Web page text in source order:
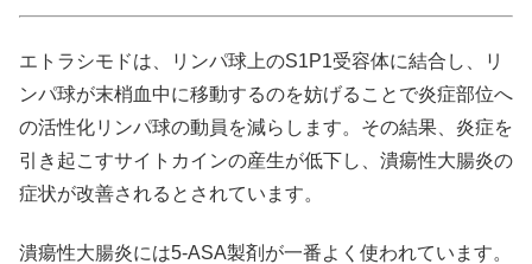
エトラシモドは、リンパ球上のS1P1受容体に結合し、リ
ンパ球が末梢血中に移動するのを妨げることで炎症部位へ
の活性化リンパ球の動員を減らします。その結果、炎症を
引き起こすサイトカインの産生が低下し、潰瘍性大腸炎の
症状が改善されるとされています。
潰瘍性大腸炎には5-ASA製剤が一番よく使われています。